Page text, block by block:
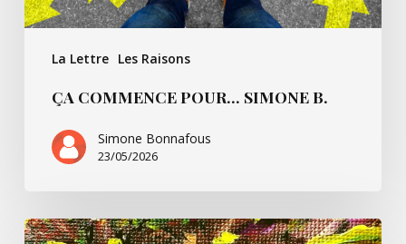
La Lettre Les Raisons
ÇA COMMENCE POUR… SIMONE B.
Simone Bonnafous
23/05/2026
Un